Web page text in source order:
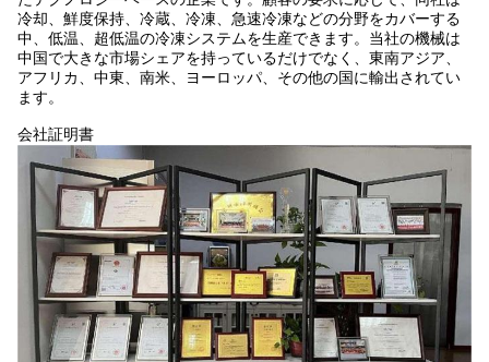
冷却、鮮度保持、冷蔵、冷凍、急速冷凍などの分野をカバーする
中、低温、超低温の冷凍システムを生産できます。当社の機械は
中国で大きな市場シェアを持っているだけでなく、東南アジア、
アフリカ、中東、南米、ヨーロッパ、その他の国に輸出されてい
ます。
会社証明書